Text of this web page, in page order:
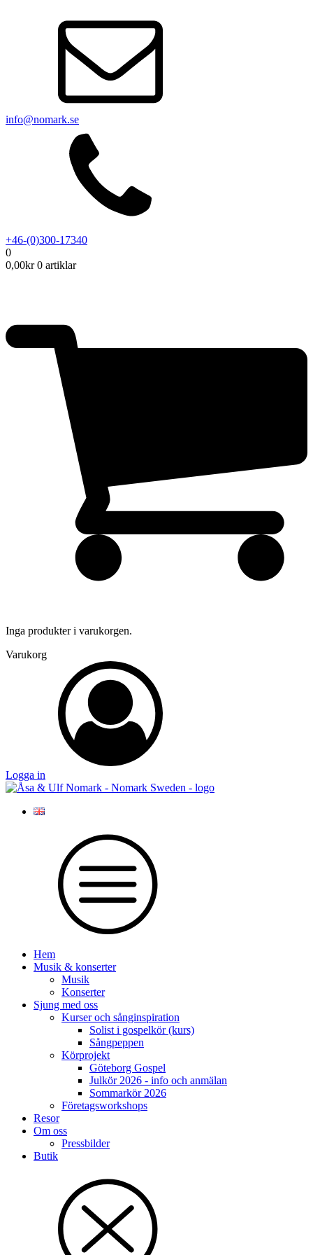
info@nomark.se
+46-(0)300-17340
0
0,00kr 0 artiklar
Inga produkter i varukorgen.
Varukorg
Logga in
Hem
Musik & konserter
Musik
Konserter
Sjung med oss
Kurser och sånginspiration
Solist i gospelkör (kurs)
Sångpeppen
Körprojekt
Göteborg Gospel
Julkör 2026 - info och anmälan
Sommarkör 2026
Företagsworkshops
Resor
Om oss
Pressbilder
Butik